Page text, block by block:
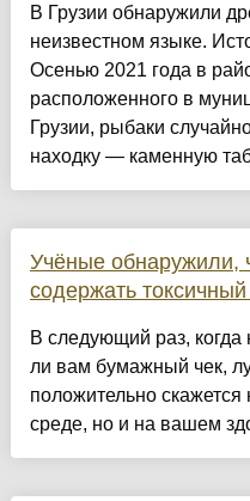
В Грузии обнаружили
неизвестном языке.
Осенью 2021 года в
расположенного в
Грузии, рыбаки
находку — каменную
Учёные обнаружили,
содержать
В следующий раз, когда
ли вам бумажный чек,
положительно
среде, но и на вашем